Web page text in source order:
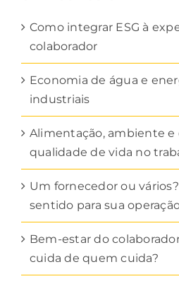
Como integrar ESG à
colaborador
Economia de água e
industriais
Alimentação, ambiente e
qualidade de vida no
Um fornecedor ou
sentido para sua
Bem-estar do
cuida de quem cuida?